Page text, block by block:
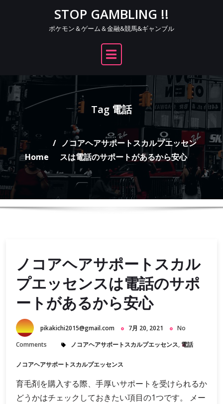
STOP GAMBLING !!
ポケモン＆ゲーム＆金融&競馬&ギャンブル
Tag 電話
Home
ノコアヘアサポートスカルプエッセン
スは電話のサポートがあるから安心
ノコアヘアサポートスカル
プエッセンスは電話のサポ
ートがあるから安心
pikakichi2015@gmail.com 7月 20, 2021
No
Comments
ノコアヘアサポートスカルプエッセンス, 電話
ノコアヘアサポートスカルプエッセンス
育毛剤を購入する際、手厚いサポートを受けられるか
どうかはチェックしておきたい項目の1つです。 メー